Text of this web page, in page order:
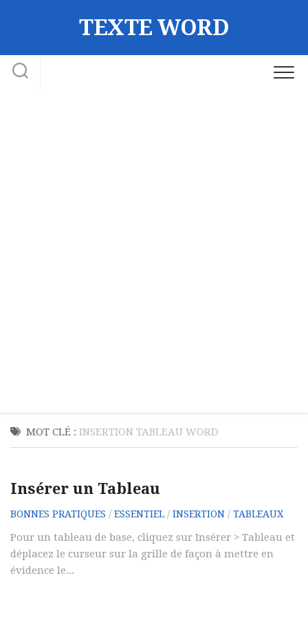
TEXTE WORD
MOT CLÉ : INSERTION TABLEAU WORD
Insérer un Tableau
BONNES PRATIQUES / ESSENTIEL / INSERTION / TABLEAUX
Pour un tableau de base, cliquez sur Insérer > Tableau et
déplacez le curseur sur la grille de façon à mettre en
évidence le...